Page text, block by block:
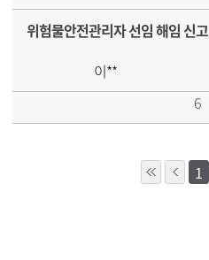
위험물안전관리자 선임 해임 신고
이**
6
1